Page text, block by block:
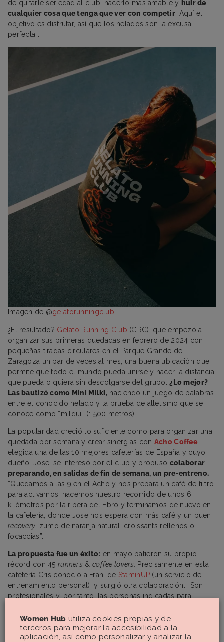
de quitarle seriedad al club, hacerlo más amable y huir de
cualquier cosa que tenga que ver con competir. Aquí el
objetivo es disfrutar, así que los helados son la excusa
perfecta”.
Imagen de @gelatorunningclub
¿El resultado? Gelato Running Club (GRC), que empezó a
organizar sus primeras quedadas en febrero de 2024 con
pequeñas tiradas circulares en el Parque Grande de
Zaragoza un par de veces al mes, una buena ubicación que
permite que todo el mundo pueda unirse y hacer la distancia
que pueda o quiera sin descolgarse del grupo.¿Lo mejor?
Las bautizó como Mini Milki, haciendo un juego de palabras
entre el conocido helado y la prueba de atletismo que se
conoce como “milqui” (1.500 metros).
La popularidad creció lo suficiente como para organizar una
quedada por semana y crear sinergias con Acho Coffee,
elegida una de las 10 mejores cafeterías de España y cuyo
dueño, Jose, se interesó por el club y propuso colaborar
preparando, en salidas de fin de semana, un pre-entreno.
“Quedamos a las 9 en el Acho y nos prepara un café de filtro
para activarnos, hacemos nuestro recorrido de unos 6
kilómetros por la ribera del Ebro y terminamos de nuevo en
la cafetería, donde Jose nos espera con más café y un buen
recovery: zumo de naranja natural, croissants rellenos o
focaccias”.
La propuesta fue un éxito: en mayo batieron su propio
récord con 45runners & coffee lovers.
Precisamente en esta
cafetería Cris conoció a Fran, de StaminUP (un servicio de
entrenamiento personal), y surgió otra colaboración. “Son
profesionales y, por tanto, las personas indicadas para
de sesiones gratis de técnica y fuerza de carrera que
también tuvieron muy buena acogida”, comenta.
Women Hub utiliza cookies propias y de
terceros para mejorar la accesibilidad a la
aplicación, así como personalizar y analizar la